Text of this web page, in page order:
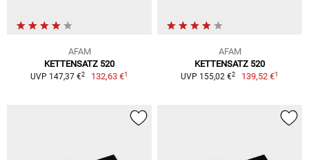
AFAM
KETTENSATZ 520
UVP 147,37 €2 132,63 €1
AFAM
KETTENSATZ 520
UVP 155,02 €2 139,52 €1